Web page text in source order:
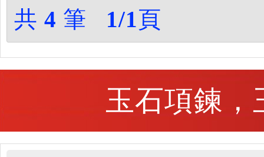
石保證卡
共 4 筆 1/1頁
玉石項鍊